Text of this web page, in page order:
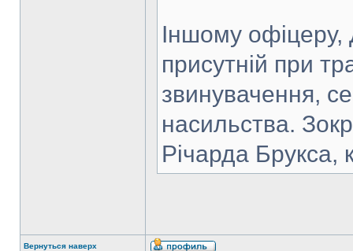
Іншому офіцеру,
присутній при
звинувачення,
насильства.
Річарда Брукса,
Вернуться наверх